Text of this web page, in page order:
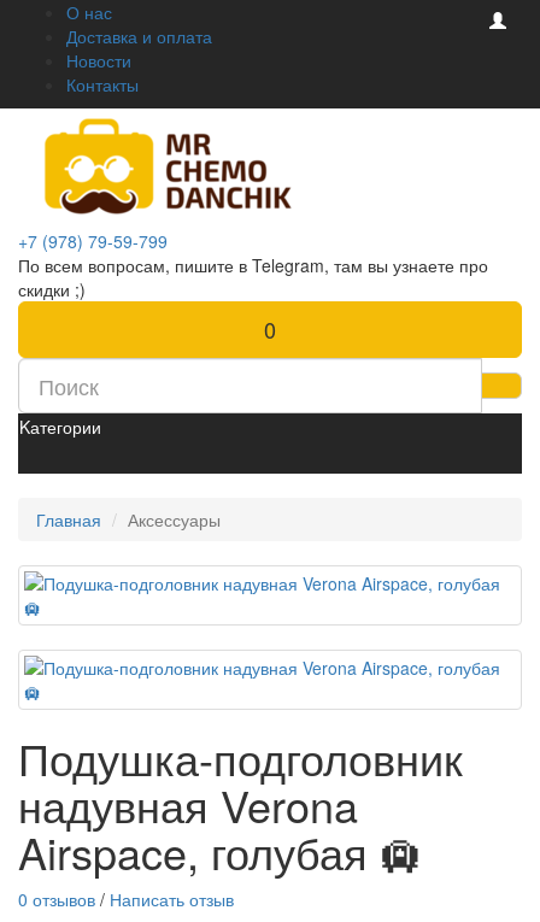
О нас
Доставка и оплата
Новости
Контакты
+7 (978) 79-59-799
По всем вопросам, пишите в Telegram, там вы узнаете про
скидки ;)
0
Kатегории
Главная Аксессуары
Подушка-подголовник
надувная Verona
Airspace, голубая 🛄
0 отзывов / Написать отзыв